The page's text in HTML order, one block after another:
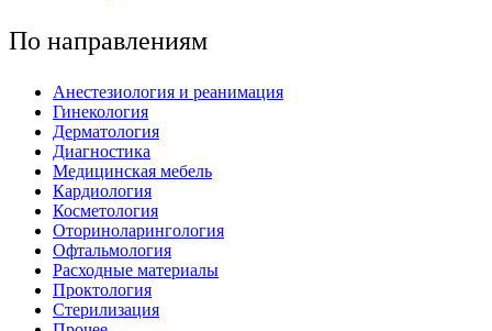
По направлениям
Анестезиология и реанимация
Гинекология
Дерматология
Диагностика
Медицинская мебель
Кардиология
Косметология
Оториноларингология
Офтальмология
Расходные материалы
Проктология
Стерилизация